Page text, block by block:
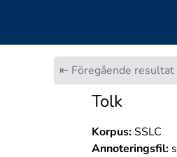
⇤ Föregående resultat
Tolk
Korpus:SSLC
Annoteringsfil: